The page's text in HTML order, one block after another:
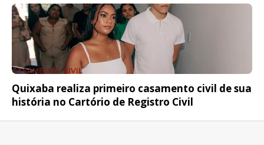
CASAMENTO CIVIL
Quixaba realiza primeiro casamento civil de sua
história no Cartório de Registro Civil